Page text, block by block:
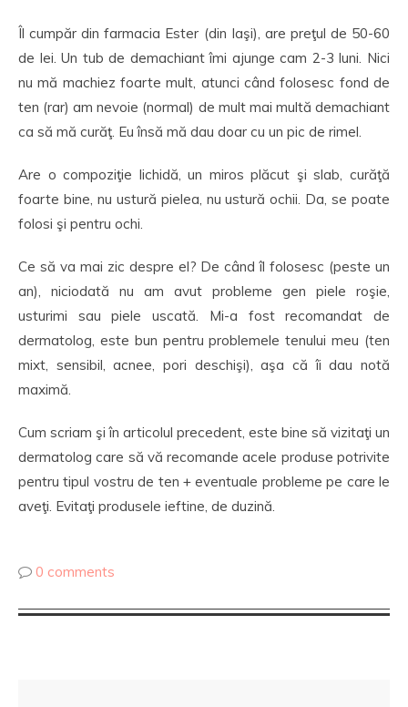
Îl cumpăr din farmacia Ester (din Iaşi), are preţul de 50-60
de lei. Un tub de demachiant îmi ajunge cam 2-3 luni. Nici
nu mă machiez foarte mult, atunci când folosesc fond de
ten (rar) am nevoie (normal) de mult mai multă demachiant
ca să mă curăţ. Eu însă mă dau doar cu un pic de rimel.
Are o compoziţie lichidă, un miros plăcut şi slab, curăţă
foarte bine, nu ustură pielea, nu ustură ochii. Da, se poate
folosi şi pentru ochi.
Ce să va mai zic despre el? De când îl folosesc (peste un
an), niciodată nu am avut probleme gen piele roşie,
usturimi sau piele uscată. Mi-a fost recomandat de
dermatolog, este bun pentru problemele tenului meu (ten
mixt, sensibil, acnee, pori deschişi), aşa că îi dau notă
maximă.
Cum scriam şi în articolul precedent, este bine să vizitaţi un
dermatolog care să vă recomande acele produse potrivite
pentru tipul vostru de ten + eventuale probleme pe care le
aveţi. Evitaţi produsele ieftine, de duzină.
0 comments